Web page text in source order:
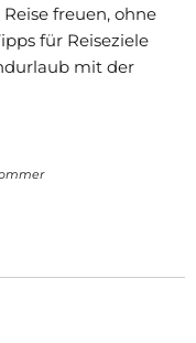
freuen, ohne
für Reiseziele
mit der